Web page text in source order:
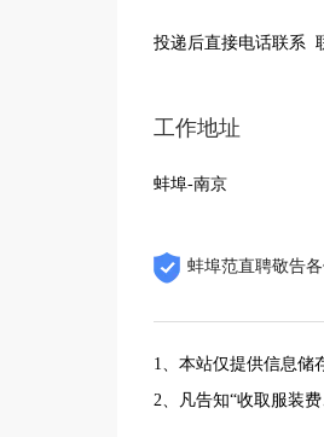
投递后直接电话联系
工作地址
蚌埠-南京
蚌埠范直聘敬告
1、本站仅提供信息储
2、凡告知“收取服装